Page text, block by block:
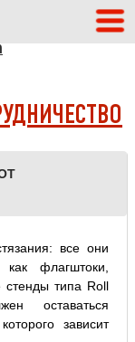
все они
флагштоки,
стенды типа Roll
оставаться
зависит